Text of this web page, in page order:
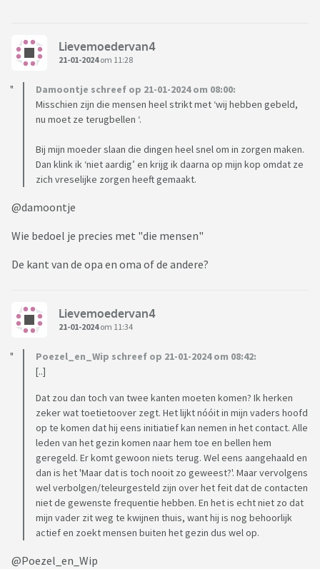
Lievemoedervan4
21-01-2024om 11:28
Damoontje schreef op 21-01-2024 om 08:00:
Misschien zijn die mensen heel strikt met ‘wij hebben gebeld,
nu moet ze terugbellen ‘.
Bij mijn moeder slaan die dingen heel snel om in zorgen maken.
Dan klink ik ‘niet aardig’ en krijg ik daarna op mijn kop omdat ze
zich vreselijke zorgen heeft gemaakt.
@damoontje
Wie bedoel je precies met "die mensen"
De kant van de opa en oma of de andere?
Lievemoedervan4
21-01-2024om 11:34
Poezel_en_Wip schreef op 21-01-2024 om 08:42:
[..]
Dat zou dan toch van twee kanten moeten komen? Ik herken
zeker wat toetietoover zegt. Het lijkt nóóit in mijn vaders hoofd
op te komen dat hij eens initiatief kan nemen in het contact. Alle
leden van het gezin komen naar hem toe en bellen hem
geregeld. Er komt gewoon niets terug. Wel eens aangehaald en
dan is het 'Maar dat is toch nooit zo geweest?'. Maar vervolgens
wel verbolgen/teleurgesteld zijn over het feit dat de contacten
niet de gewenste frequentie hebben. En het is echt niet zo dat
mijn vader zit weg te kwijnen thuis, want hij is nog behoorlijk
actief en zoekt mensen buiten het gezin dus wel op.
@Poezel_en_Wip